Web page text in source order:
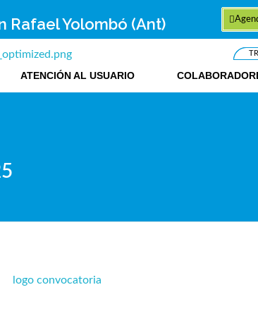
Rafael Yolombó (Ant)
ATENCIÓN AL USUARIO